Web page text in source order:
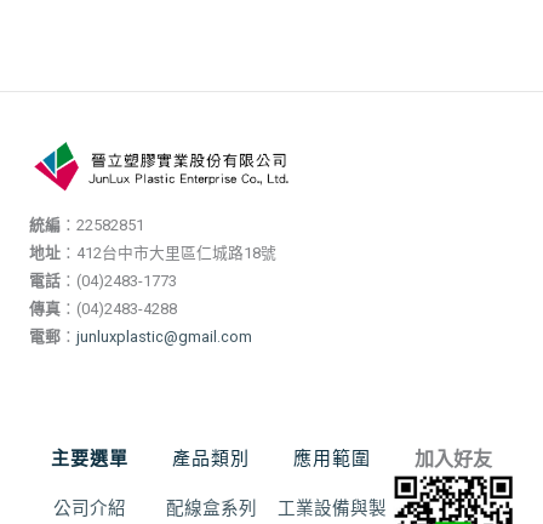
統編 ：22582851
地址 ：412台中市大里區仁城路18號
電話 ：(04)2483-1773
傳真 ：(04)2483-4288
電郵 ： junluxplastic@gmail.com
主要選單
公司介紹
產品類別
配線盒系列
應用範圍
工業設備與製
加入好友